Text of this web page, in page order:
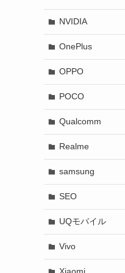
NVIDIA
OnePlus
OPPO
POCO
Qualcomm
Realme
samsung
SEO
UQモバイル
Vivo